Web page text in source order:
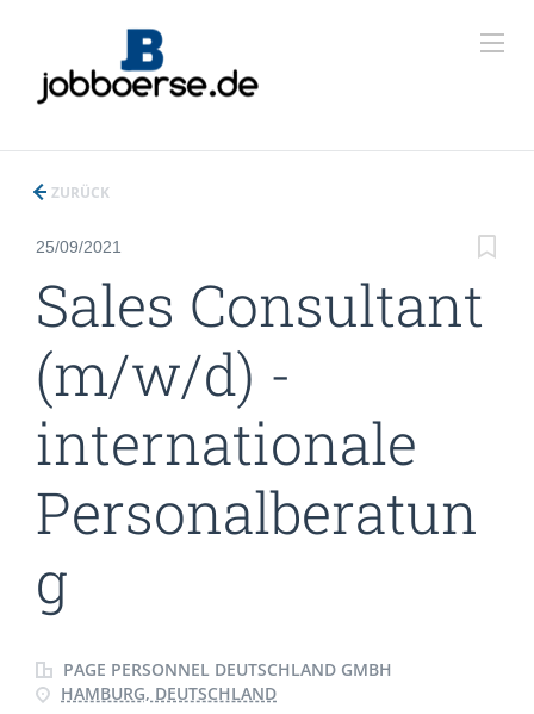
ZURÜCK
25/09/2021
Sales Consultant
(m/w/d) -
internationale
Personalberatun
g
PAGE PERSONNEL DEUTSCHLAND GMBH
HAMBURG, DEUTSCHLAND